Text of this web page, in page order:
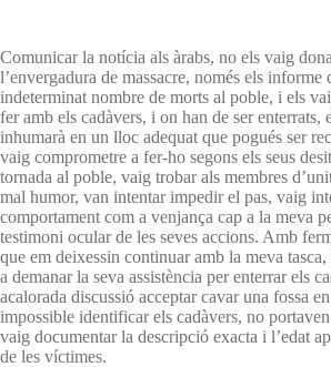
Comunicar la notícia als àrabs, no els vaig
l’envergadura de massacre, només els informe
indeterminat nombre de morts al poble, i els
fer amb els cadàvers, i on han de ser enterrats,
inhumarà en un lloc adequat que pogués ser
vaig comprometre a fer-ho segons els seus
tornada al poble, vaig trobar als membres
mal humor, van intentar impedir el pas, vaig
comportament com a venjança cap a la meva
testimoni ocular de les seves accions. Amb
que em deixessin continuar amb la meva
a demanar la seva assistència per enterrar els
acalorada discussió acceptar cavar una fossa
impossible identificar els cadàvers, no
vaig documentar la descripció exacta i l’edat
de les víctimes.